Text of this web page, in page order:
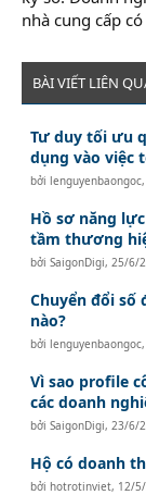
nhà cung cấp
BÀI VIẾT LIÊN
Tư duy tối ưu
dụng vào việc
bởilenguyenbaongoc,
Hồ sơ năng
tầm thương
bởiSaigonDigi, 25/6/
Chuyển đổi số
nào?
bởilenguyenbaongoc,
Vì sao profile
các doanh
bởiSaigonDigi, 23/6/
Hộ có doanh
bởihotrotinviet, 12/